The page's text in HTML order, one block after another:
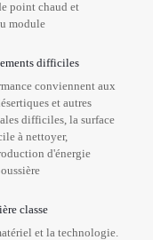
point chaud et
module
difficiles
conviennent aux
et autres
difficiles, la surface
à nettoyer,
d'énergie
classe
et la technologie.